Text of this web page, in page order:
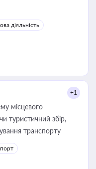
діяльність
+1
місцевого
туристичний збір,
плату за земельні ділянки, за паркування транспорту